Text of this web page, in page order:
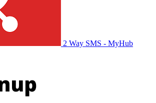
2 Way SMS - MyHub